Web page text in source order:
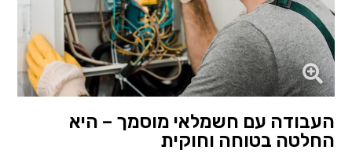
העבודה עם חשמלאי מוסמך – היא
החלטה בטוחה וחוקית